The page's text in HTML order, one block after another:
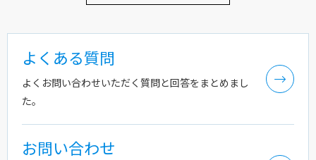
よくある質問
よくお問い合わせいただく質問と回答をまとめまし
た。
お問い合わせ